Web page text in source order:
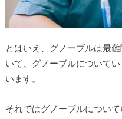
とはいえ、グノーブルは最
いて、グノーブルについて
います。
それではグノーブルについ